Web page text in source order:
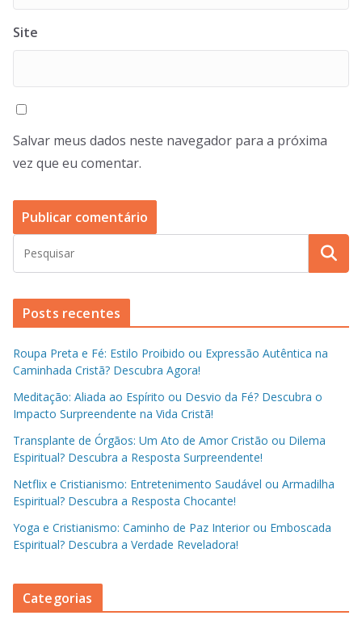
Site
Salvar meus dados neste navegador para a próxima
vez que eu comentar.
Posts recentes
Roupa Preta e Fé: Estilo Proibido ou Expressão Autêntica na
Caminhada Cristã? Descubra Agora!
Meditação: Aliada ao Espírito ou Desvio da Fé? Descubra o
Impacto Surpreendente na Vida Cristã!
Transplante de Órgãos: Um Ato de Amor Cristão ou Dilema
Espiritual? Descubra a Resposta Surpreendente!
Netflix e Cristianismo: Entretenimento Saudável ou Armadilha
Espiritual? Descubra a Resposta Chocante!
Yoga e Cristianismo: Caminho de Paz Interior ou Emboscada
Espiritual? Descubra a Verdade Reveladora!
Categorias